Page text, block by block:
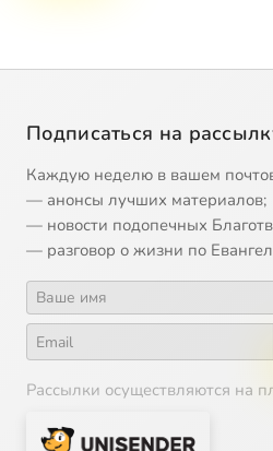
Подписаться на
Каждую неделю в вашем
— анонсы лучших материалов;
— новости подопечных
— разговор о жизни по
Рассылки осуществляются на